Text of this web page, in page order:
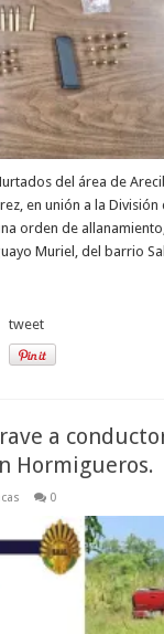
del área de
en unión a la
orden de
Muriel, del barrio
tweet
a
Hormigueros.
0